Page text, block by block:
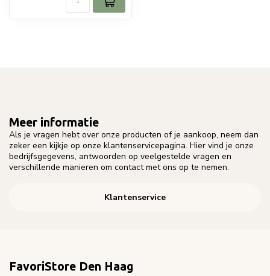
Meer informatie
Als je vragen hebt over onze producten of je aankoop, neem dan
zeker een kijkje op onze klantenservicepagina. Hier vind je onze
bedrijfsgegevens, antwoorden op veelgestelde vragen en
verschillende manieren om contact met ons op te nemen.
Klantenservice
FavoriStore Den Haag